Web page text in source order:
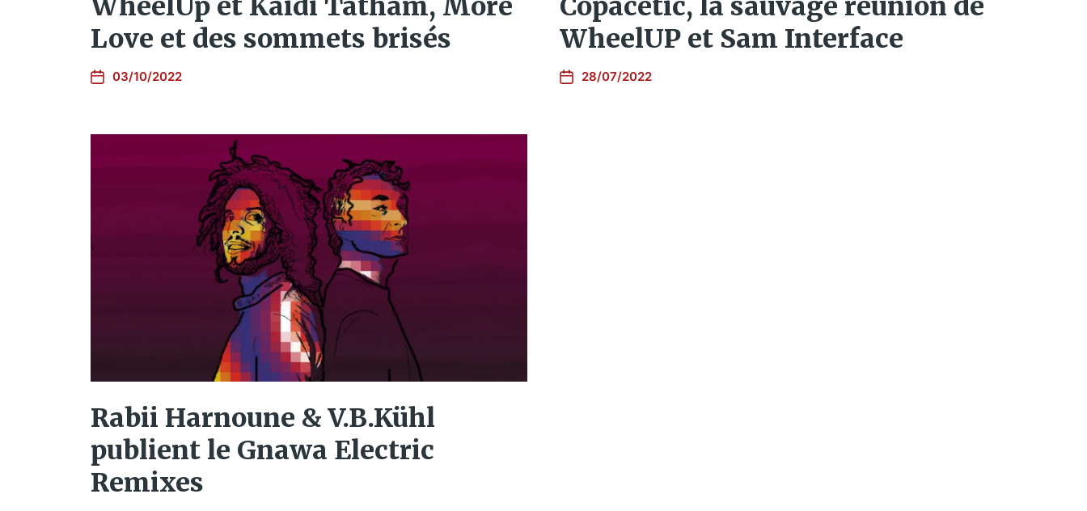
WheelUp et Kaidi Tatham, More
Love et des sommets brisés
03/10/2022
Copacetic, la sauvage réunion de
WheelUP et Sam Interface
28/07/2022
Rabii Harnoune & V.B.Kühl
publient le Gnawa Electric
Remixes